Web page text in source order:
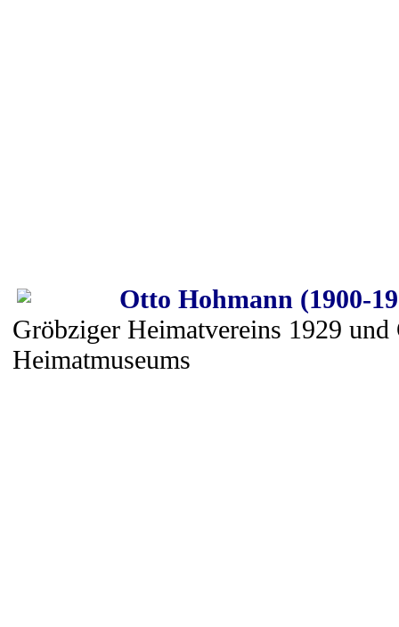
Otto Hohmann (1900-
Gröbziger Heimatvereins 1929 und
Heimatmuseums